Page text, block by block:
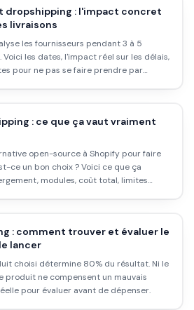
dropshipping : l'impact concret
livraisons
les fournisseurs pendant 3 à 5
Voici les dates, l'impact réel sur les délais,
pour ne pas se faire prendre par
: ce que ça vaut vraiment
open-source à Shopify pour faire
ce un bon choix ? Voici ce que ça
modules, coût total, limites
: comment trouver et évaluer le
lancer
choisi détermine 80% du résultat. Ni le
produit ne compensent un mauvais
pour évaluer avant de dépenser.